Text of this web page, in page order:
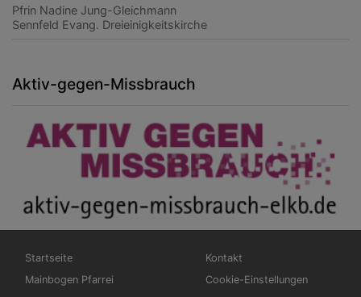
Pfrin Nadine Jung-Gleichmann
Sennfeld Evang. Dreieinigkeitskirche
Aktiv-gegen-Missbrauch
Hauptnavigation
Startseite
Mainbogen Pfarrei
Fußbereichsmenü
Kontakt
Cookie-Einstellungen